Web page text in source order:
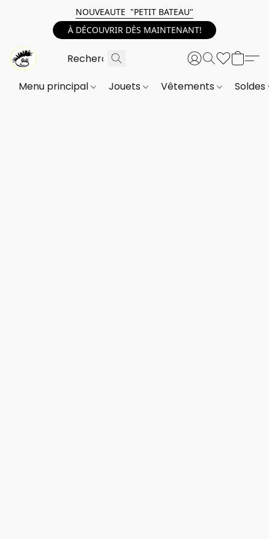
NOUVEAUTE "PETIT BATEAU"
À DÉCOUVRIR DÈS MAINTENANT!
Menu principal Jouets Vêtements Soldes